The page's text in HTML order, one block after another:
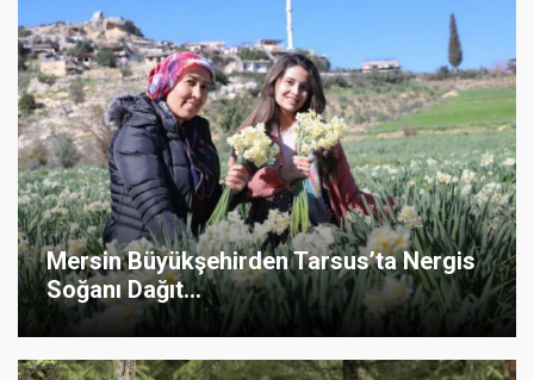
Mersin Büyükşehirden Tarsus’ta Nergis
Soğanı Dağıt...